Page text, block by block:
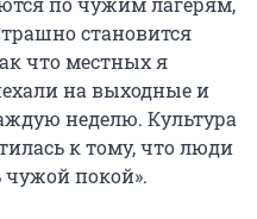
становится
что местных я
на выходные и
неделю. Культура
к тому, что люди
чужой покой».